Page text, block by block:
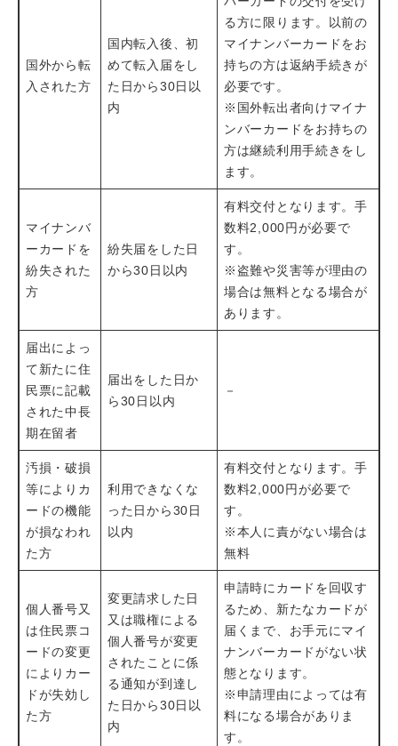
国外から転
入された方
国内転入後、初
めて転入届をし
た日から30日以
内
る方に限ります。以前の
マイナンバーカードをお
持ちの方は返納手続きが
必要です。
※国外転出者向けマイナ
ンバーカードをお持ちの
方は継続利用手続きをし
ます。
マイナンバ
ーカードを
紛失された
方
紛失届をした日
から30日以内
有料交付となります。手
数料2,000円が必要で
す。
※盗難や災害等が理由の
場合は無料となる場合が
あります。
届出によっ
て新たに住
民票に記載
された中長
期在留者
届出をした日か
ら30日以内
－
汚損・破損
等によりカ
ードの機能
が損なわれ
た方
利用できなくな
った日から30日
以内
有料交付となります。手
数料2,000円が必要で
す。
※本人に責がない場合は
無料
個人番号又
は住民票コ
ードの変更
によりカー
ドが失効し
た方
変更請求した日
又は職権による
個人番号が変更
されたことに係
る通知が到達し
た日から30日以
内
申請時にカードを回収す
るため、新たなカードが
届くまで、お手元にマイ
ナンバーカードがない状
態となります。
※申請理由によっては有
料になる場合がありま
す。